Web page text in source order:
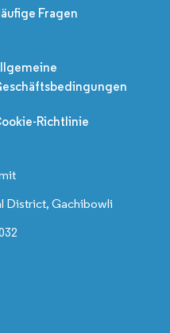
Fragen
Richtlinie
District, Gachibowli